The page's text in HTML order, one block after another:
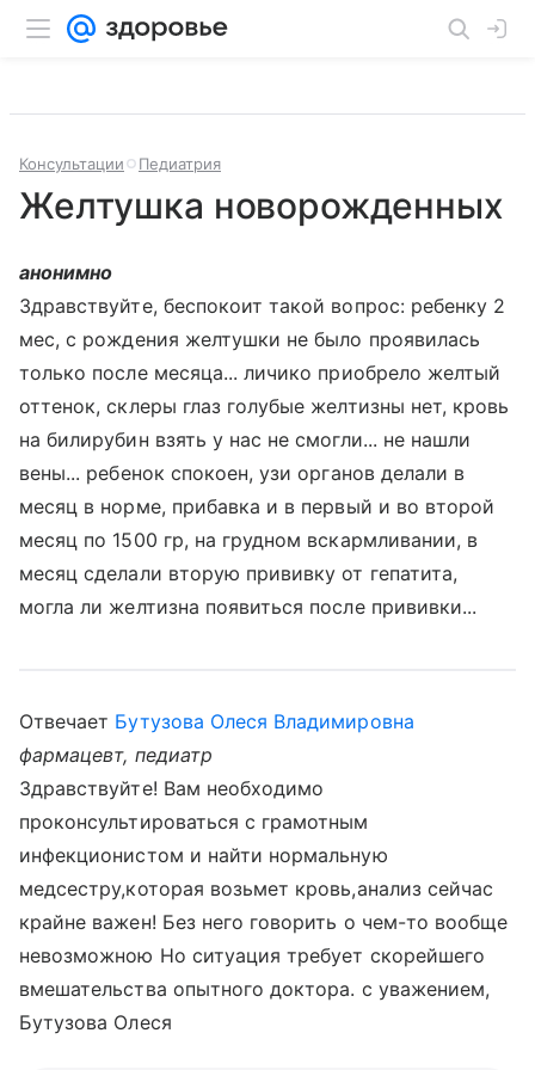
Консультации Педиатрия
Желтушка новорожденных
анонимно
Здравствуйте, беспокоит такой вопрос: ребенку 2
мес, с рождения желтушки не было проявилась
только после месяца... личико приобрело желтый
оттенок, склеры глаз голубые желтизны нет, кровь
на билирубин взять у нас не смогли... не нашли
вены... ребенок спокоен, узи органов делали в
месяц в норме, прибавка и в первый и во второй
месяц по 1500 гр, на грудном вскармливании, в
месяц сделали вторую прививку от гепатита,
могла ли желтизна появиться после прививки...
Отвечает Бутузова Олеся Владимировна
фармацевт, педиатр
Здравствуйте! Вам необходимо
проконсультироваться с грамотным
инфекционистом и найти нормальную
медсестру,которая возьмет кровь,анализ сейчас
крайне важен! Без него говорить о чем-то вообще
невозможною Но ситуация требует скорейшего
вмешательства опытного доктора. с уважением,
Бутузова Олеся